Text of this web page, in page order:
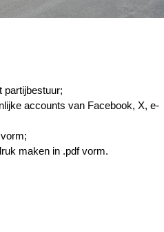
partijbestuur;
accounts van Facebook, X, e-
maken in .pdf vorm.